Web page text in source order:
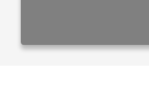
© 2009-2026 Shaik-